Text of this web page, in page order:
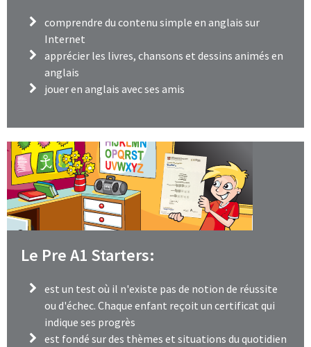
comprendre du contenu simple en anglais sur
Internet
apprécier les livres, chansons et dessins animés en
anglais
jouer en anglais avec ses amis
Le Pre A1 Starters:
est un test où il n'existe pas de notion de réussite
ou d'échec. Chaque enfant reçoit un certificat qui
indique ses progrès
est fondé sur des thèmes et situations du quotidien